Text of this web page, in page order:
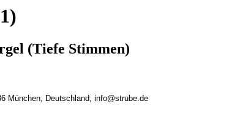
(Tiefe Stimmen)
München, Deutschland, info@strube.de